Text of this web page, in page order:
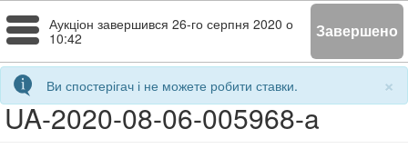
Toggle
navigation
Аукціон завершився 26-го серпня 2020 о
10:42
Завершено
×
Ви спостерігач і не можете робити ставки.
UA-2020-08-06-005968-a